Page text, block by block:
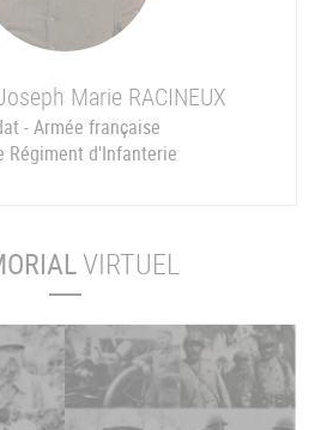
Marie RACINEUX
- Armée française
Régiment d'Infanterie
VIRTUEL